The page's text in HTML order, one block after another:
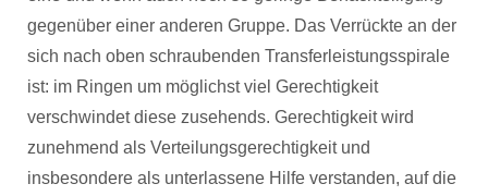
gegenüber einer anderen Gruppe. Das Verrückte an der
sich nach oben schraubenden Transferleistungsspirale
ist: im Ringen um möglichst viel Gerechtigkeit
verschwindet diese zusehends. Gerechtigkeit wird
zunehmend als Verteilungsgerechtigkeit und
insbesondere als unterlassene Hilfe verstanden, auf die